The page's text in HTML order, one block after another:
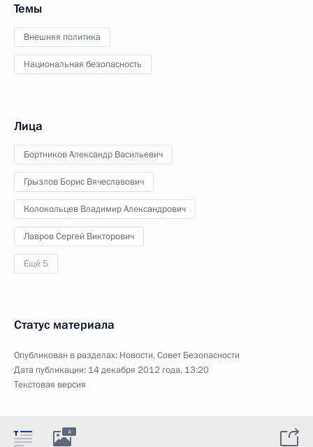
Темы
Внешняя политика
Национальная безопасность
Лица
Бортников Александр Васильевич
Грызлов Борис Вячеславович
Колокольцев Владимир Александрович
Лавров Сергей Викторович
Ещё 5
Статус материала
Опубликован в разделах: Новости,Совет Безопасности
Дата публикации: 14 декабря 2012 года, 13:20
Текстовая версия
4